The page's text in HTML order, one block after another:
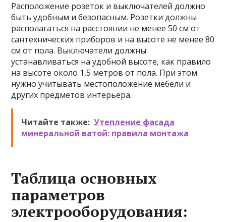
Расположение розеток и выключателей должно
быть удобным и безопасным. Розетки должны
располагаться на расстоянии не менее 50 см от
сантехнических приборов и на высоте не менее 80
см от пола. Выключатели должны
устанавливаться на удобной высоте, как правило
на высоте около 1,5 метров от пола. При этом
нужно учитывать местоположение мебели и
других предметов интерьера.
Читайте также: Утепление фасада
минеральной ватой: правила монтажа
Таблица основных
параметров
электрооборудования: